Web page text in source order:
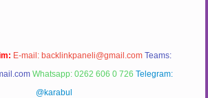
E-mail: backlinkpaneli@gmail.com Teams:
Whatsapp: 0262 606 0 726 Telegram:
@karabul